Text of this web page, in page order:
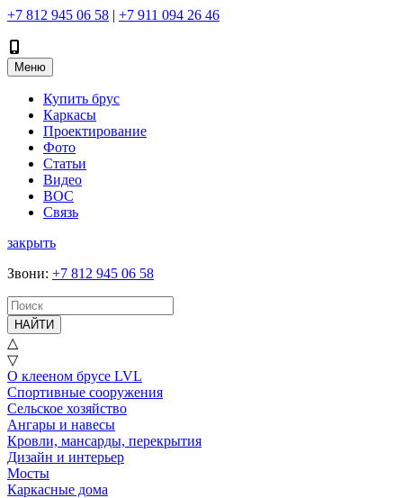
+7 812 945 06 58 | +7 911 094 26 46
Меню
Купить брус
Каркасы
Проектирование
Фото
Статьи
Видео
ВОС
Связь
закрыть
Звони: +7 812 945 06 58
НАЙТИ
△
▽
О клееном брусе LVL
Спортивные сооружения
Сельское хозяйство
Ангары и навесы
Кровли, мансарды, перекрытия
Дизайн и интерьер
Мосты
Каркасные дома